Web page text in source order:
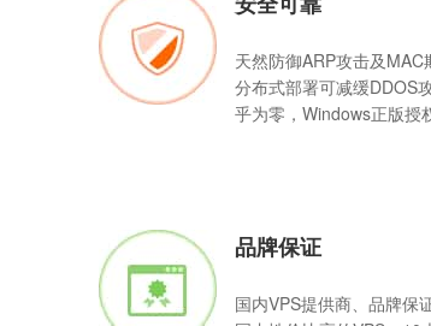
天然防御ARP攻击及MAC
分布式部署可减缓DDOS
乎为零，Windows正版授
品牌保证
国内VPS提供商、品牌保